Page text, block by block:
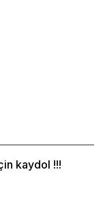
kaydol !!!